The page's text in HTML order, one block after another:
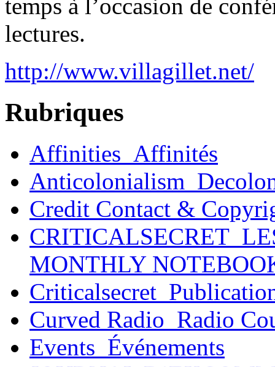
temps à l’occasion de
lectures.
http://www.villagillet.net/
Rubriques
Affinities_Affinités
Credit Contact &
MONTHLY
Curved Radio_Radio
Events_Événements